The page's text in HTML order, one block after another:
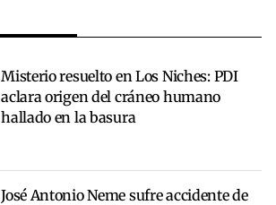
Misterio resuelto en Los Niches: PDI
aclara origen del cráneo humano
hallado en la basura
José Antonio Neme sufre accidente de